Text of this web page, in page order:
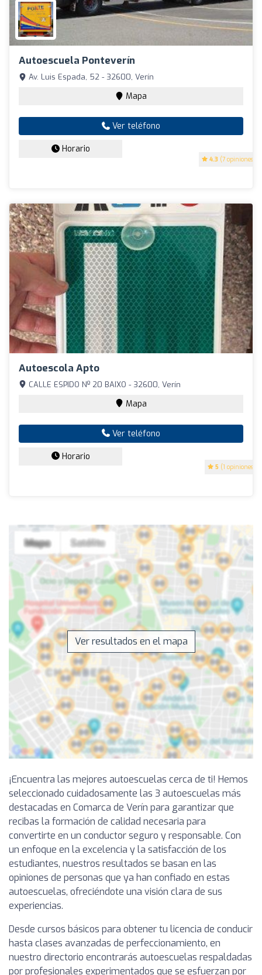
Autoescuela Ponteverín
4.3 (7 opiniones)
Av. Luis Espada, 52 - 32600, Verín
Mapa
Ver teléfono
Horario
Autoescola Apto
5 (1 opiniones)
CALLE ESPIDO Nº 20 BAIXO - 32600, Verín
Mapa
Ver teléfono
Horario
Ver resultados en el mapa
¡Encuentra las mejores autoescuelas cerca de ti! Hemos
seleccionado cuidadosamente las 3 autoescuelas más
destacadas en Comarca de Verín para garantizar que
recibas la formación de calidad necesaria para
convertirte en un conductor seguro y responsable. Con
un enfoque en la excelencia y la satisfacción de los
estudiantes, nuestros resultados se basan en las
opiniones de personas que ya han confiado en estas
autoescuelas, ofreciéndote una visión clara de sus
experiencias.
Desde cursos básicos para obtener tu licencia de conducir
hasta clases avanzadas de perfeccionamiento, en
nuestro directorio encontrarás autoescuelas respaldadas
por profesionales experimentados que se esfuerzan por